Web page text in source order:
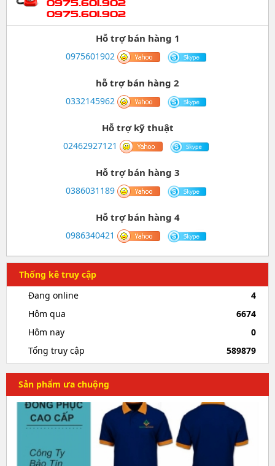
0975.601.902
0975.601.902
Hỗ trợ bán hàng 1
0975601902
hỗ trợ bán hàng 2
0332145962
Hỗ trợ kỹ thuật
02462927121
Hỗ trợ bán hàng 3
0386031189
Hỗ trợ bán hàng 4
0986340421
Thống kê truy cập
Đang online
4
Hôm qua
6674
Hôm nay
0
Tổng truy cập
589879
Sản phẩm ưa chuộng